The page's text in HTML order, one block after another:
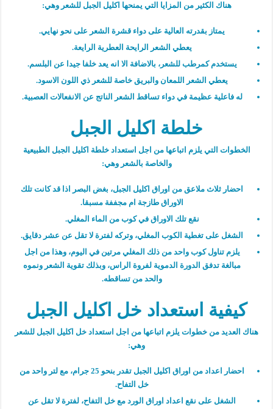
هناك الكثير من المزايا التي يمنحها اكليل الجبل للشعر وهي:
يمتاز بقدرته العالية على دواء قشرة الشعر على نحو نهايي.
يعطي الشعر الرايحة العطرية الرايعة.
يستخدم كمرطب للشعر، بالاضافة الا انه يعد خلفا جيدا عن البلسم.
يعطي الشعر اللمعان والبريق خاصة للشعر ذي اللون الاسود.
له فاعلية عظيمة في دواء تساقط الشعر الناتج عن الانفعالات العصبية.
خلطة اكليل الجبل
الخطوات التي يلزم اتباعها من اجل استعداد خلطة اكليل الجبل الطبيعية
والخاصة بالشعر وهي:
احضار ثلاث ملاعق من اوراق اكليل الجبل، بغض البصر اذا قد كانت تلك
الاوراق طازجة ام مجففة مسبقا.
نقع تلك الاوراق في كوب من الماء المغلي.
الشغل على تغطية الكوب المغلي، وتركه لفترة لا تقل عن عشر دقايق.
يلزم تناول كوب واحد من ذلك المغلي مرتين في اليوم، وهذا من اجل
مبالغة تدفق الدورة الدموية لفروة الراس، وبذلك تقوية الشعر ونموه
والحد من تساقطه.
كيفية استعداد خل اكليل الجبل
هناك العديد من خطوات يلزم اتباعها من اجل استعداد خل اكليل الجبل للشعر
وهي:
احضار اعداد من اوراق اكليل الجبل تقدر بنحو 25 جرام، مع لتر واحد من
خل التفاح.
الشغل على نقع اعداد اوراق الورد مع خل التفاح، لفترة لا تقل عن